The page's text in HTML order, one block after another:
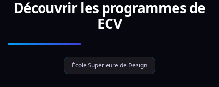
Découvrir les programmes de
ECV
École Supérieure de Design